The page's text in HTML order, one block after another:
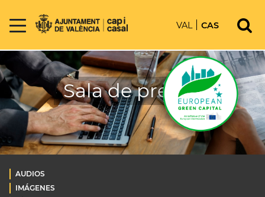
VAL CAS
Sala de prensa
AUDIOS
IMÁGENES